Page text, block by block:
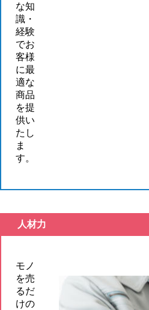
な知
識・
経験
でお
客様
に最
適な
商品
を提
供い
たし
ま
す。
人材力
モノ
を売
るだ
けの